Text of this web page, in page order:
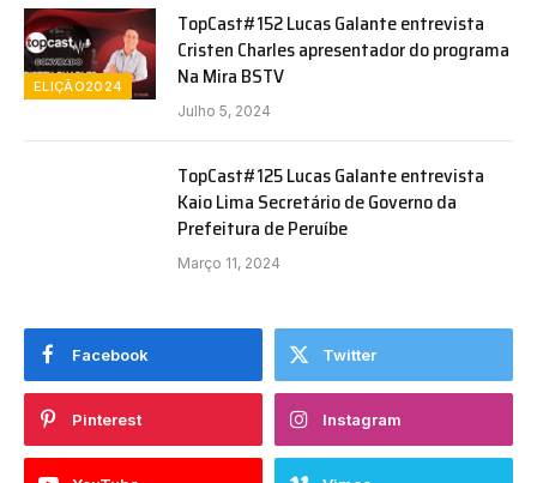
ELIÇÃO2024
TopCast#152 Lucas Galante entrevista
Cristen Charles apresentador do programa
Na Mira BSTV
Julho 5, 2024
TopCast#125 Lucas Galante entrevista
Kaio Lima Secretário de Governo da
Prefeitura de Peruíbe
Março 11, 2024
Facebook Twitter
Pinterest Instagram